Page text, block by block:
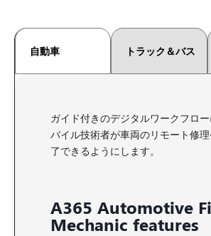
自動車 トラック＆バス
ガイド付きのデジタルワークフロ
バイル技術者が車両のリモート修
了できるようにします。
A365 Automotive
Mechanic features